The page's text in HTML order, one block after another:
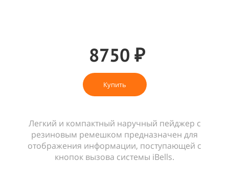
8750 ₽
Купить
Легкий и компактный наручный пейджер с
резиновым ремешком предназначен для
отображения информации, поступающей с
кнопок вызова системы iBells.